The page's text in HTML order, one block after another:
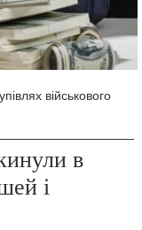
військового
в
і